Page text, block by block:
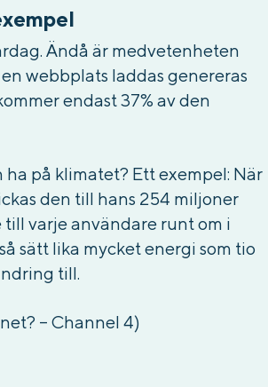
Ändå är medvetenheten
webbplats laddas genereras
endast 37% av den
på klimatet? Ett exempel: När
den till hans 254 miljoner
varje användare runt om i
sätt lika mycket energi som tio
till.
– Channel 4)